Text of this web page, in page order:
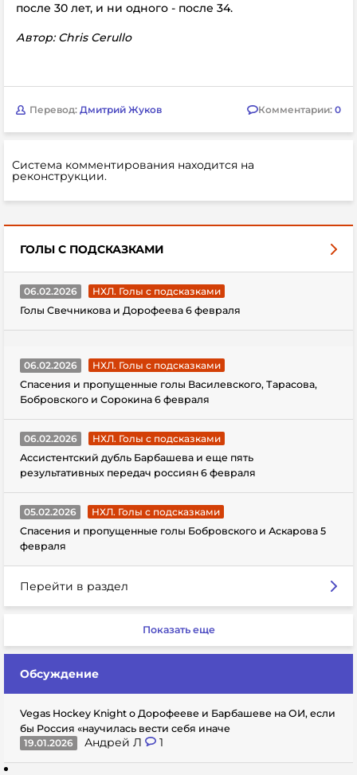
после 30 лет, и ни одного - после 34.
Автор: Chris Cerullo
Перевод: Дмитрий Жуков Комментарии: 0
Система комментирования находится на
реконструкции.
ГОЛЫ С ПОДСКАЗКАМИ
06.02.2026
НХЛ. Голы с подсказками
Голы Свечникова и Дорофеева 6 февраля
06.02.2026
НХЛ. Голы с подсказками
Спасения и пропущенные голы Василевского, Тарасова,
Бобровского и Сорокина 6 февраля
06.02.2026
НХЛ. Голы с подсказками
Ассистентский дубль Барбашева и еще пять
результативных передач россиян 6 февраля
05.02.2026
НХЛ. Голы с подсказками
Спасения и пропущенные голы Бобровского и Аскарова 5
февраля
Перейти в раздел
Показать еще
Обсуждение
Vegas Hockey Knight о Дорофееве и Барбашеве на ОИ, если
бы Россия «научилась вести себя иначе
19.01.2026
Андрей Л 1